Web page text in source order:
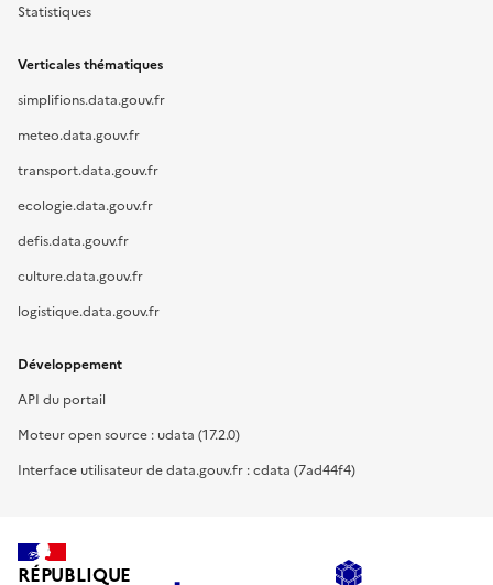
Statistiques
Verticales thématiques
simplifions.data.gouv.fr
meteo.data.gouv.fr
transport.data.gouv.fr
ecologie.data.gouv.fr
defis.data.gouv.fr
culture.data.gouv.fr
logistique.data.gouv.fr
Développement
API du portail
Moteur open source : udata (17.2.0)
Interface utilisateur de data.gouv.fr : cdata (7ad44f4)
RÉPUBLIQUE